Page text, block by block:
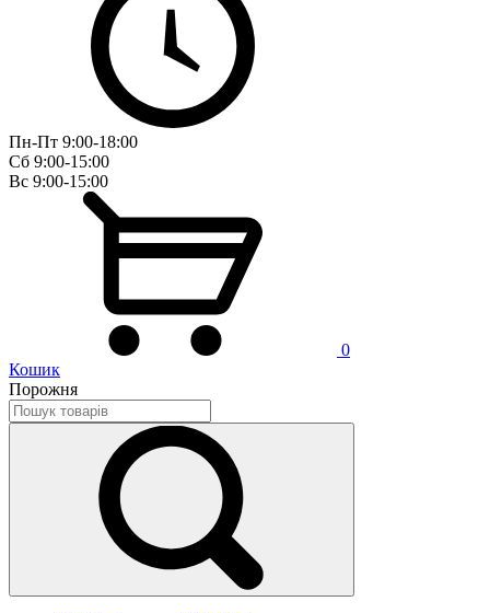
Пн-Пт 9:00-18:00
Сб 9:00-15:00
Вс 9:00-15:00
0
Кошик
Порожня